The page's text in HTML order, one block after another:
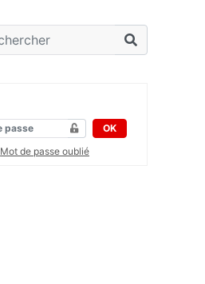
OK
Mot de passe oublié